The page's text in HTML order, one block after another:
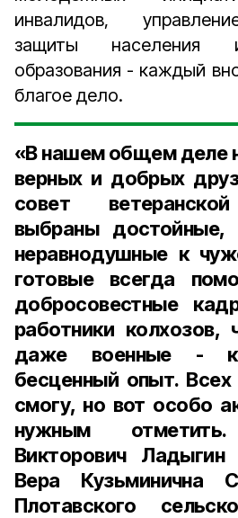
инвалидов,
защиты населения
образования - каждый
благое дело.
«В нашем общем деле
верных и добрых
совет
выбраны достойные,
неравнодушные к
готовые всегда
добросовестные
работники колхозов,
даже военные -
бесценный опыт. Всех
смогу, но вот особо
нужным
Викторович Ладыгин
Вера Кузьминична
Плотавского